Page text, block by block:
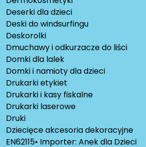
Deserki dla dzieci
Deski do windsurfingu
Deskorolki
Dmuchawy i odkurzacze do liści
Domki dla lalek
Domki i namioty dla dzieci
Drukarki etykiet
Drukarki i kasy fiskalne
Drukarki laserowe
Druki
Dziecięce akcesoria dekoracyjne
EN62115• Importer: Anek dla Dzieci